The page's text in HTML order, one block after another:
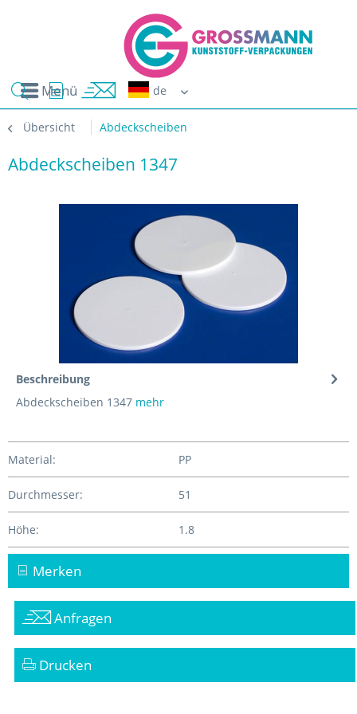
Menü
Übersicht Abdeckscheiben
Abdeckscheiben 1347
Beschreibung
Abdeckscheiben 1347 mehr
Material: PP
Durchmesser: 51
Höhe: 1.8
Merken
Anfragen
Drucken